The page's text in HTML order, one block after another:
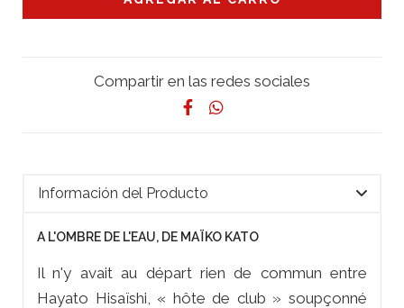
Compartir en las redes sociales
Información del Producto
A L'OMBRE DE L'EAU, DE MAÏKO KATO
Il n'y avait au départ rien de commun entre
Hayato Hisaïshi, « hôte de club » soupçonné